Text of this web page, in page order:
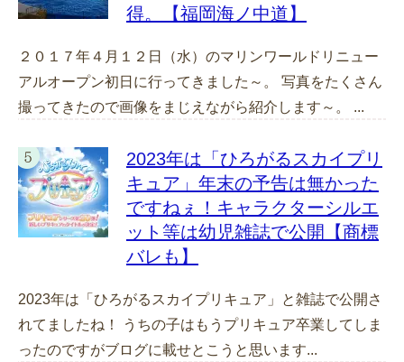
得。【福岡海ノ中道】
２０１７年４月１２日（水）のマリンワールドリニュー
アルオープン初日に行ってきました～。 写真をたくさん
撮ってきたので画像をまじえながら紹介します～。 ...
2023年は「ひろがるスカイプリ
キュア」年末の予告は無かった
ですねぇ！キャラクターシルエ
ット等は幼児雑誌で公開【商標
バレも】
2023年は「ひろがるスカイプリキュア」と雑誌で公開さ
れてましたね！ うちの子はもうプリキュア卒業してしま
ったのですがブログに載せとこうと思います...